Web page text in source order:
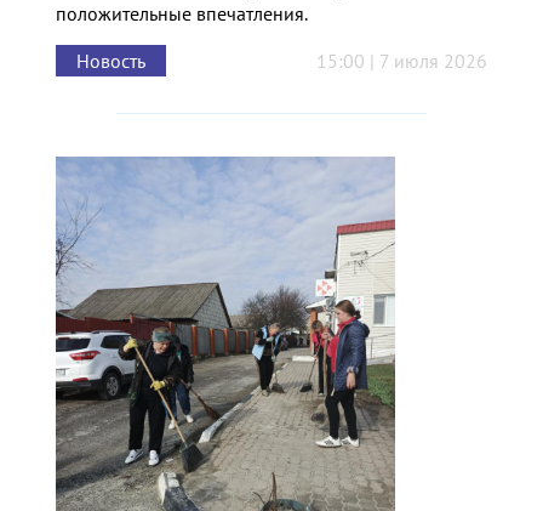
положительные впечатления.
Новость
15:00 | 7 июля 2026